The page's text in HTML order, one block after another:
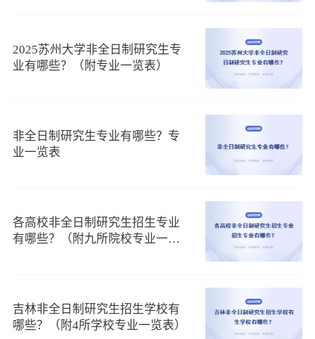
（2）同济大学非全日制研究生招生专业有哪些？
多样化类型招生，申请人可以灵活选择。非全日制是其中一
种，大部分专业都以这种类型招生。那么，同济大学非全日制
研究生的招生专业都有哪些？
3年
周末班
软件工程
6万元
汉语国际教育
公共管理
16.8万元
2.5年
会计学
20.8万元
2025苏州大学非全日制研究生专
业有哪些？（附专业一览表）
非全日制研究生专业有哪些？专
业一览表
各高校非全日制研究生招生专业
有哪些？（附九所院校专业一览
吉林非全日制研究生招生学校有
哪些？（附4所学校专业一览表）